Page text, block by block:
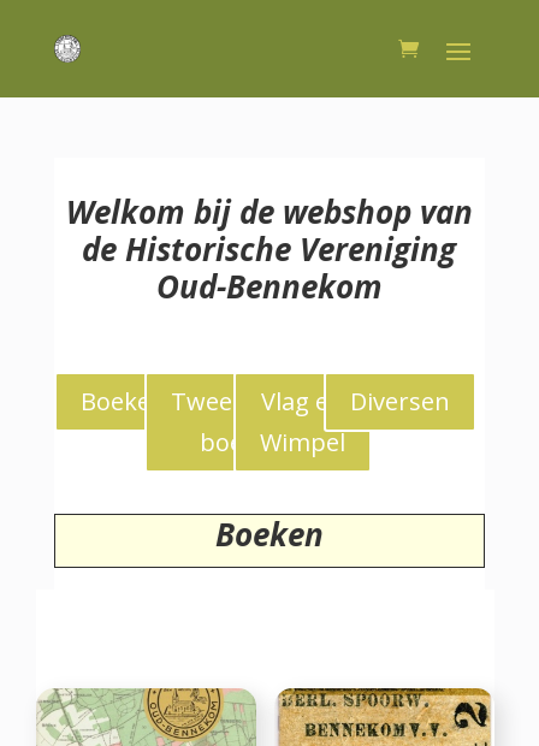
Welkom bij de webshop van
de Historische Vereniging
Oud-Bennekom
Boeken
Tweedekans
boeken
Vlag en
Wimpel
Diversen
Boeken